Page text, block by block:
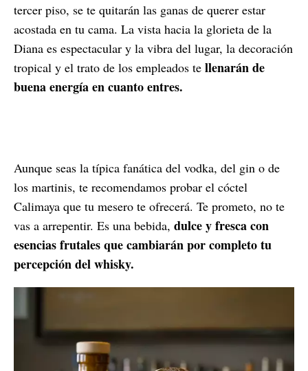
tercer piso, se te quitarán las ganas de querer estar
acostada en tu cama. La vista hacia la glorieta de la
Diana es espectacular y la vibra del lugar, la decoración
tropical y el trato de los empleados te llenarán de
buena energía en cuanto entres.
Aunque seas la típica fanática del vodka, del gin o de
los martinis, te recomendamos probar el cóctel
Calimaya que tu mesero te ofrecerá. Te prometo, no te
vas a arrepentir. Es una bebida, dulce y fresca con
esencias frutales que cambiarán por completo tu
percepción del whisky.